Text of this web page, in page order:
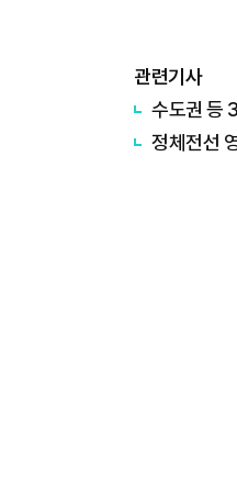
관련기사
수도권 등
정체전선